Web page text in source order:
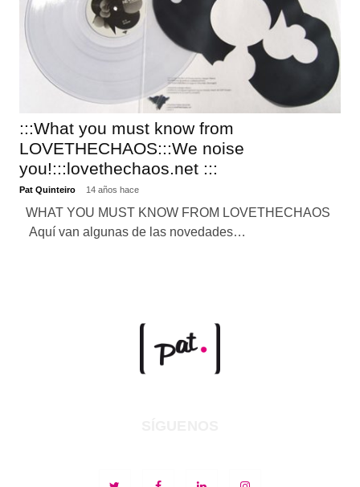
:::What you must know from
LOVETHECHAOS:::We noise
you!:::lovethechaos.net :::
Pat Quinteiro 14 años hace
WHAT YOU MUST KNOW FROM LOVETHECHAOS
Aquí van algunas de las novedades…